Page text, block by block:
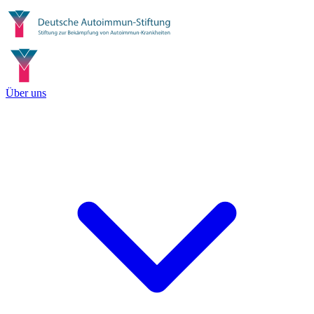
Über uns